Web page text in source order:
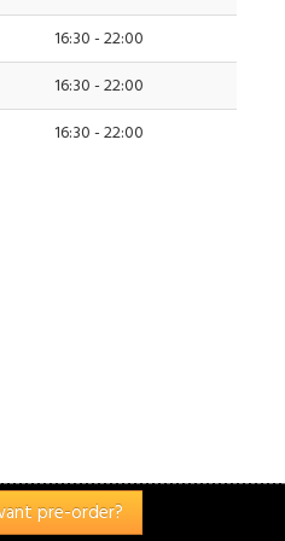
16:30 - 22:00
16:30 - 22:00
16:30 - 22:00